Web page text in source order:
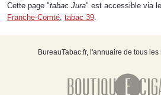
Cette page "tabac Jura" est accessible via
Franche-Comté tabac 39
BureauTabac.fr, l'annuaire de tous les